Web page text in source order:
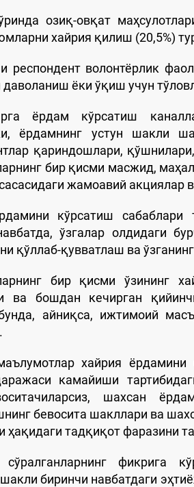
озиқ-овқат
хайрия қилиш (20,5%)
респондент волонтёрлик
даволаниш ёки ўқиш учун
ёрдам кўрсатиш
ёрдамнинг устун шакли
қариндошлари,
бир қисми масжид,
жамоавий акциялар
кўрсатиш сабаблари
ўзгалар олдидаги
қўллаб-қувватлаш ва
бир қисми ўзининг
ва бошдан кечирган
айниқса, ижтимоий
хайрия
камайиши
шахсан
бевосита шакллари ва
ҳақидаги тадқиқот фаразини
сўралганларнинг фикрига
биринчи навбатдаги